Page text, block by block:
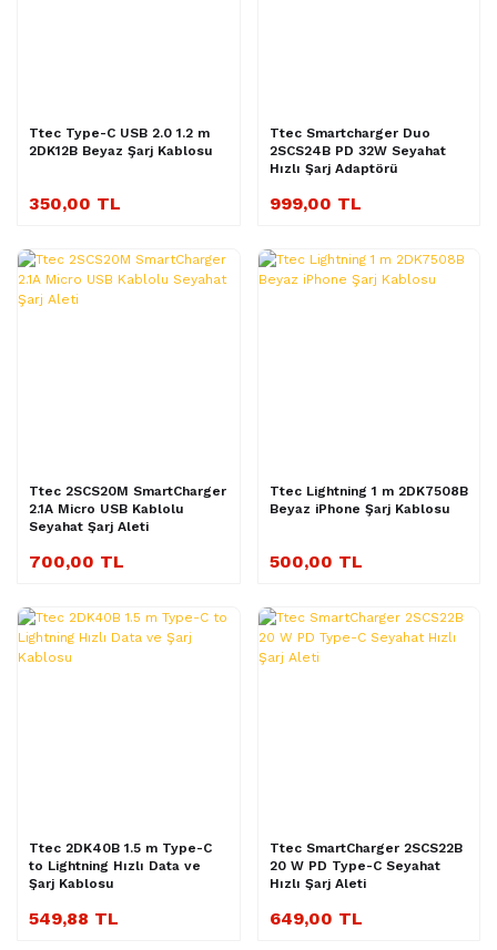
Ttec Type-C USB 2.0 1.2 m
2DK12B Beyaz Şarj Kablosu
350,00 TL
Ttec Smartcharger Duo
2SCS24B PD 32W Seyahat
Hızlı Şarj Adaptörü
999,00 TL
Ttec 2SCS20M SmartCharger
2.1A Micro USB Kablolu
Seyahat Şarj Aleti
700,00 TL
Ttec Lightning 1 m 2DK7508B
Beyaz iPhone Şarj Kablosu
500,00 TL
Ttec 2DK40B 1.5 m Type-C
to Lightning Hızlı Data ve
Şarj Kablosu
549,88 TL
Ttec SmartCharger 2SCS22B
20 W PD Type-C Seyahat
Hızlı Şarj Aleti
649,00 TL